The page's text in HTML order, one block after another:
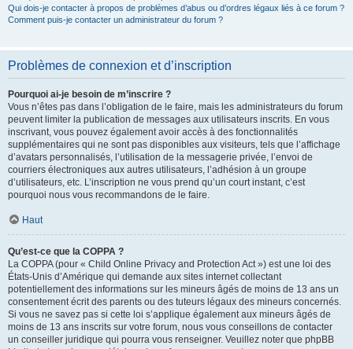
Qui dois-je contacter à propos de problèmes d’abus ou d’ordres légaux liés à ce forum ?
Comment puis-je contacter un administrateur du forum ?
Problèmes de connexion et d’inscription
Pourquoi ai-je besoin de m’inscrire ?
Vous n’êtes pas dans l’obligation de le faire, mais les administrateurs du forum
peuvent limiter la publication de messages aux utilisateurs inscrits. En vous
inscrivant, vous pouvez également avoir accès à des fonctionnalités
supplémentaires qui ne sont pas disponibles aux visiteurs, tels que l’affichage
d’avatars personnalisés, l’utilisation de la messagerie privée, l’envoi de
courriers électroniques aux autres utilisateurs, l’adhésion à un groupe
d’utilisateurs, etc. L’inscription ne vous prend qu’un court instant, c’est
pourquoi nous vous recommandons de le faire.
Haut
Qu’est-ce que la COPPA ?
La COPPA (pour « Child Online Privacy and Protection Act ») est une loi des
États-Unis d’Amérique qui demande aux sites internet collectant
potentiellement des informations sur les mineurs âgés de moins de 13 ans un
consentement écrit des parents ou des tuteurs légaux des mineurs concernés.
Si vous ne savez pas si cette loi s’applique également aux mineurs âgés de
moins de 13 ans inscrits sur votre forum, nous vous conseillons de contacter
un conseiller juridique qui pourra vous renseigner. Veuillez noter que phpBB